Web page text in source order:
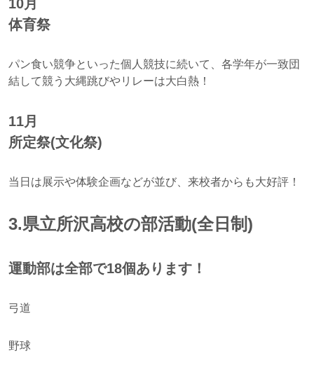
10月
体育祭
パン食い競争といった個人競技に続いて、各学年が一致団
結して競う大縄跳びやリレーは大白熱！
11月
所定祭(文化祭)
当日は展示や体験企画などが並び、来校者からも大好評！
3.県立所沢高校の部活動(全日制)
運動部は全部で18個あります！
弓道
野球